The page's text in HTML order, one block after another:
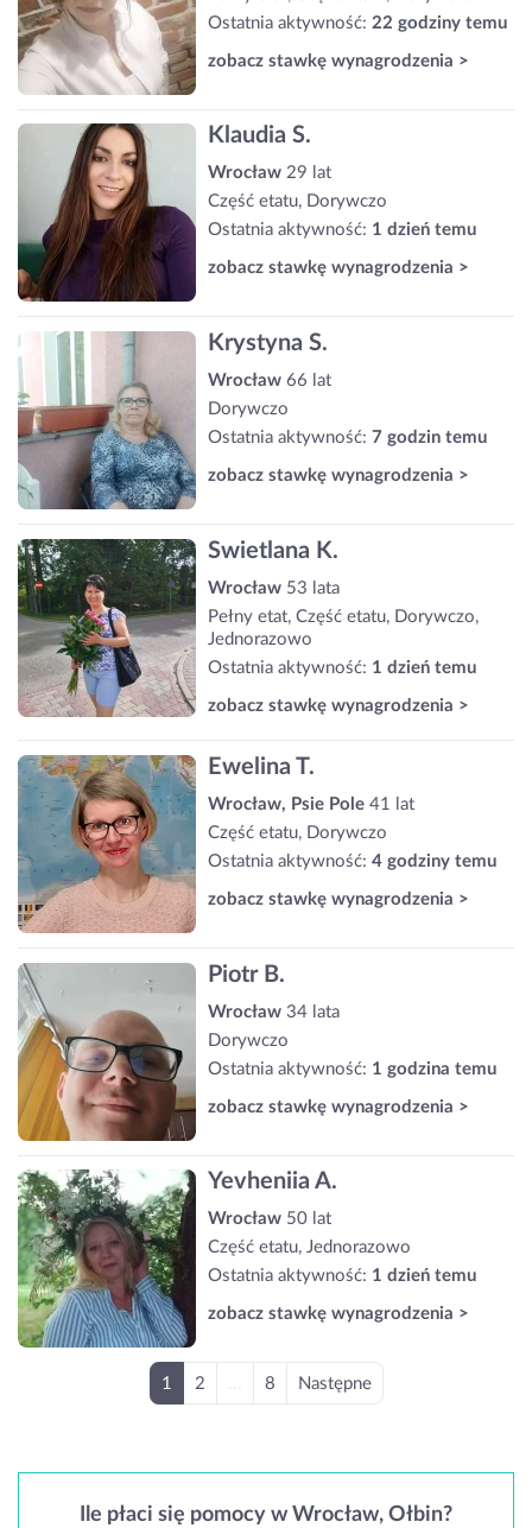
Ostatnia aktywność: 22 godziny temu
zobacz stawkę wynagrodzenia >
Klaudia S.
Wrocław 29 lat
Część etatu, Dorywczo
Ostatnia aktywność: 1 dzień temu
zobacz stawkę wynagrodzenia >
Krystyna S.
Wrocław 66 lat
Dorywczo
Ostatnia aktywność: 7 godzin temu
zobacz stawkę wynagrodzenia >
Swietlana K.
Wrocław 53 lata
Pełny etat, Część etatu, Dorywczo,
Jednorazowo
Ostatnia aktywność: 1 dzień temu
zobacz stawkę wynagrodzenia >
Ewelina T.
Wrocław, Psie Pole 41 lat
Część etatu, Dorywczo
Ostatnia aktywność: 4 godziny temu
zobacz stawkę wynagrodzenia >
Piotr B.
Wrocław 34 lata
Dorywczo
Ostatnia aktywność: 1 godzina temu
zobacz stawkę wynagrodzenia >
Yevheniia A.
Wrocław 50 lat
Część etatu, Jednorazowo
Ostatnia aktywność: 1 dzień temu
zobacz stawkę wynagrodzenia >
1 2 8 Następne
Ile płaci się pomocy w Wrocław, Ołbin?